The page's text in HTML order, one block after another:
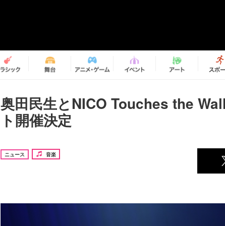
奥田民生とNICO Touches the
ト開催決定
ニュース 音楽